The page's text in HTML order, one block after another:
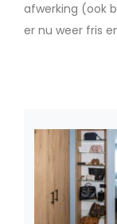
afwerking (ook
er nu weer fris